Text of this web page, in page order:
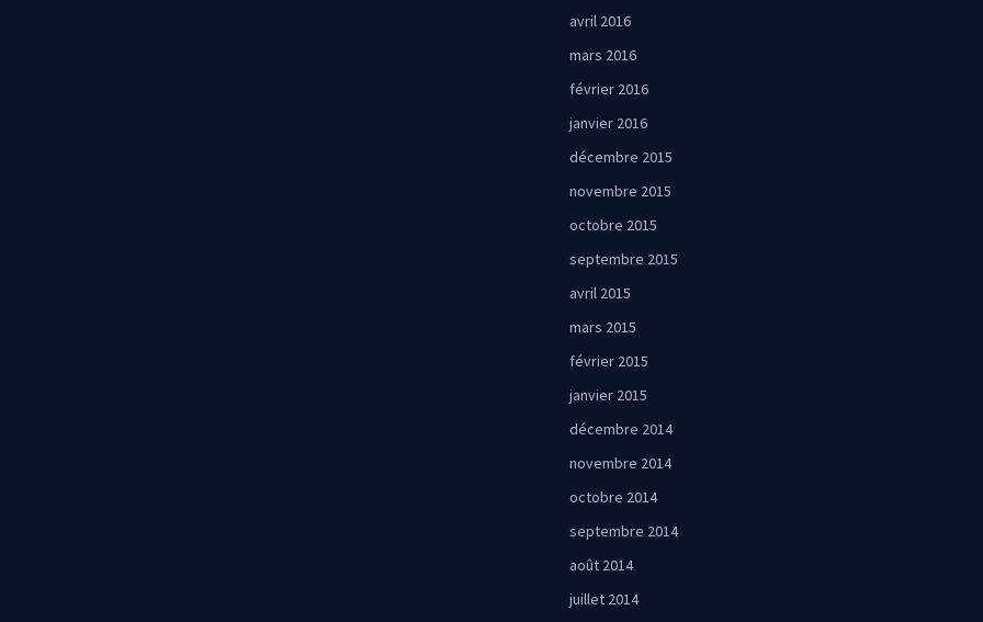
avril 2016
mars 2016
février 2016
janvier 2016
décembre 2015
novembre 2015
octobre 2015
septembre 2015
avril 2015
mars 2015
février 2015
janvier 2015
décembre 2014
novembre 2014
octobre 2014
septembre 2014
août 2014
juillet 2014